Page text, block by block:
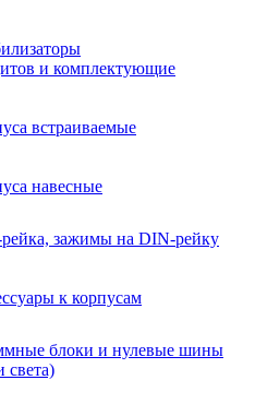
и комплектующие
встраиваемые
навесные
зажимы на DIN-рейку
к корпусам
блоки и нулевые шины